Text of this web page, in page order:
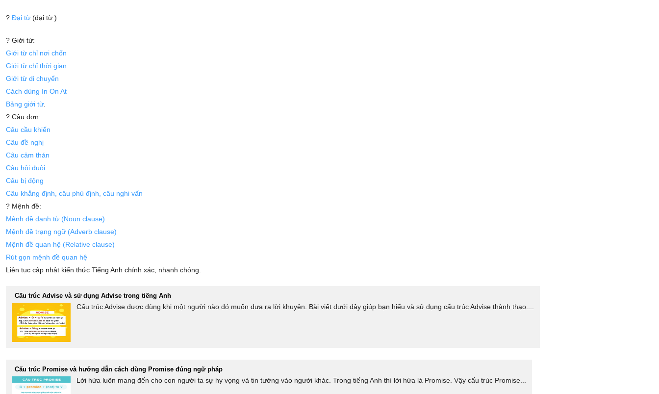
? Đại từ (đại từ )
? Giới từ:
Giới từ chỉ nơi chốn
Giới từ chỉ thời gian
Giới từ di chuyển
Cách dùng In On At
Bảng giới từ
? Câu đơn:
Câu cầu khiến
Câu đề nghị
Câu cảm thán
Câu hỏi đuôi
Câu bị động
Câu khẳng định, câu phủ định, câu nghi vấn
? Mệnh đề:
Mệnh đề danh từ (Noun clause)
Mệnh đề trạng ngữ (Adverb clause)
Mệnh đề quan hệ (Relative clause)
Rút gọn mệnh đề quan hệ
Liên tục cập nhật kiến thức Tiếng Anh chính xác, nhanh chóng.
Cấu trúc Advise và sử dụng Advise trong tiếng Anh
Cấu trúc Advise được dùng khi một người nào đó muốn đưa ra lời khuyên. Bài viết dưới đây giúp bạn hiểu và sử dụng cấu trúc Advise thành thạo....
Cấu trúc Promise và hướng dẫn cách dùng Promise đúng ngữ pháp
Lời hứa luôn mang đến cho con người ta sự hy vọng và tin tưởng vào người khác. Trong tiếng Anh thì lời hứa là Promise. Vậy cấu trúc Promise...